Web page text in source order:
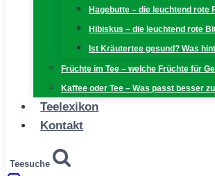
Hagebutte – die leuchtend rote
Hibiskus – die leuchtend rote
Ist Kräutertee gesund? Was
Früchte im Tee – welche Früchte für
Kaffee oder Tee – Was passt besser
Teelexikon
Kontakt
Teesuche